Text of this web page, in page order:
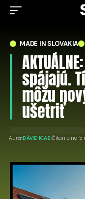
MADE IN SLOVAKIA
spájajú.
môžu
ušetriť
Autor:DÁVID IGAZ Čítanie na 5